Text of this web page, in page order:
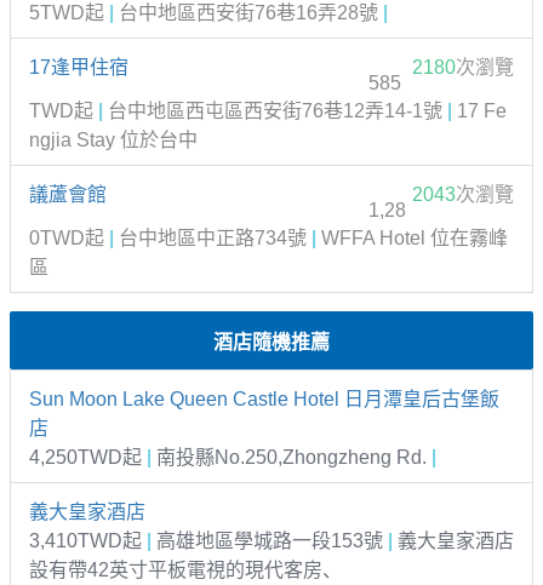
5TWD起
台中地區西安街76巷16弄28號
17逢甲住宿 2180次瀏覽
585
TWD起
台中地區西屯區西安街76巷12弄14-1號
17 Fe
ngjia Stay 位於台中
議蘆會館 2043次瀏覽
1,28
0TWD起
台中地區中正路734號
WFFA Hotel 位在霧峰
區
酒店隨機推薦
Sun Moon Lake Queen Castle Hotel 日月潭皇后古堡飯
店
4,250TWD起
南投縣No.250,Zhongzheng Rd.
義大皇家酒店
3,410TWD起
高雄地區學城路一段153號
義大皇家酒店
設有帶42英寸平板電視的現代客房、